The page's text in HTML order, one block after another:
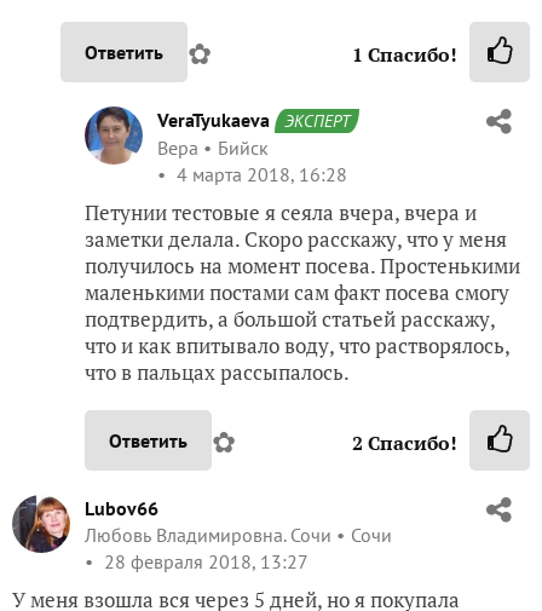
Ответить ✿ 1 Спасибо!
VeraTyukaeva ЭКСПЕРТ
Вера
Бийск
4 марта 2018, 16:28
Петунии тестовые я сеяла вчера, вчера и
заметки делала. Скоро расскажу, что у меня
получилось на момент посева. Простенькими
маленькими постами сам факт посева смогу
подтвердить, а большой статьей расскажу,
что и как впитывало воду, что растворялось,
что в пальцах рассыпалось.
Ответить ✿ 2 Спасибо!
Lubov66
Любовь Владимировна. Сочи
Сочи
28 февраля 2018, 13:27
У меня взошла вся через 5 дней, но я покупала